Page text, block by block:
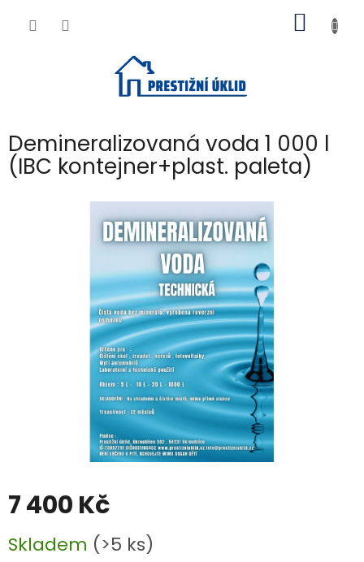
KOŠÍK
Demineralizovaná voda 1 000 l
(IBC kontejner+plast. paleta)
7 400 Kč
cena:
Skladem (>5 ks)